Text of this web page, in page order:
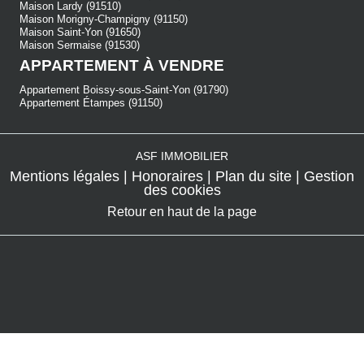
Maison Lardy (91510)
Maison Morigny-Champigny (91150)
Maison Saint-Yon (91650)
Maison Sermaise (91530)
APPARTEMENT À VENDRE
Appartement Boissy-sous-Saint-Yon (91790)
Appartement Étampes (91150)
ASF IMMOBILIER
Mentions légales Honoraires Plan du site
Gestion
des cookies
Retour en haut de la page